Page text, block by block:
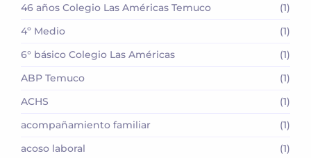
46 años Colegio Las Américas Temuco
(1)
4º Medio
(1)
6° básico Colegio Las Américas
(1)
ABP Temuco
(1)
ACHS
(1)
acompañamiento familiar
(1)
acoso laboral
(1)